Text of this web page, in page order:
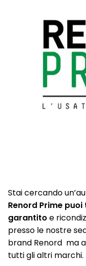
Stai cercando
Renord Prime
garantito e
presso le nostre
brand Renord ma
tutti gli altri marchi.